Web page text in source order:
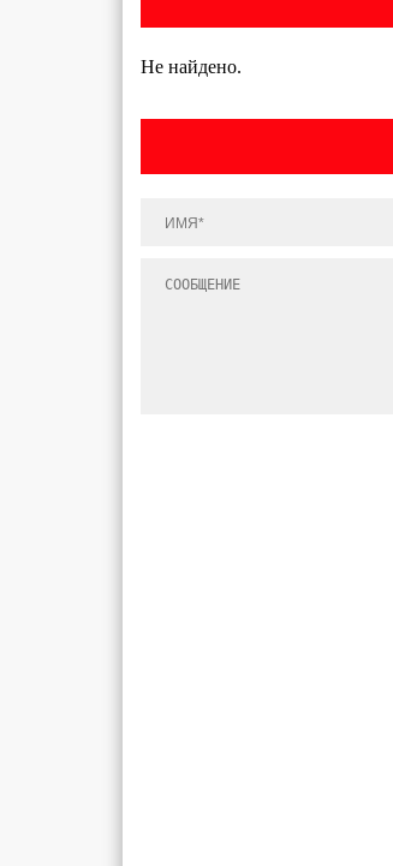
Не найдено.